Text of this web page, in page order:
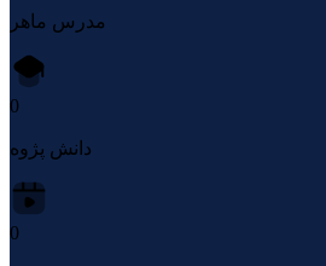
مدرس ماهر
0
دانش پژوه
0